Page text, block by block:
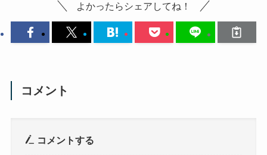
よかったらシェアしてね！
コメント
コメントする